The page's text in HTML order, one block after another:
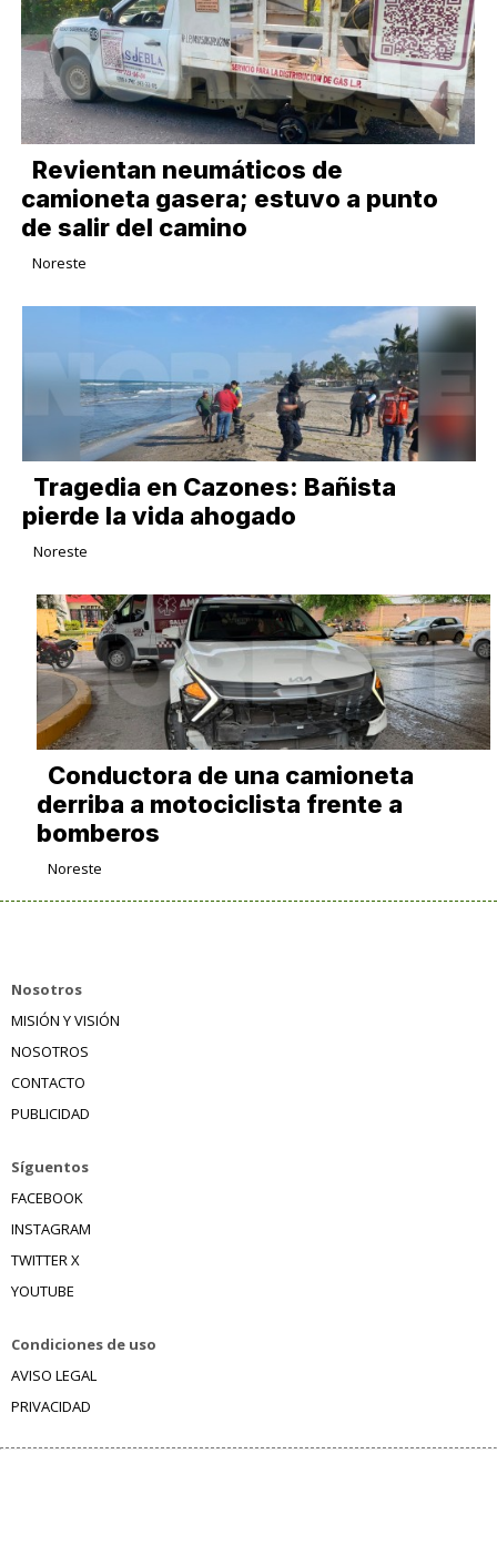
Revientan neumáticos de
camioneta gasera; estuvo a punto
de salir del camino
Noreste
Tragedia en Cazones: Bañista
pierde la vida ahogado
Noreste
Conductora de una camioneta
derriba a motociclista frente a
bomberos
Noreste
Nosotros
MISIÓN Y VISIÓN
NOSOTROS
CONTACTO
PUBLICIDAD
Síguentos
FACEBOOK
INSTAGRAM
TWITTER X
YOUTUBE
Condiciones de uso
AVISO LEGAL
PRIVACIDAD